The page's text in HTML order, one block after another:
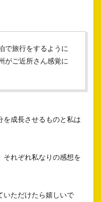
で旅行をするように
がご近所さん感覚に
を成長させるものと私は
それぞれ私なりの感想を
いただけたら嬉しいで